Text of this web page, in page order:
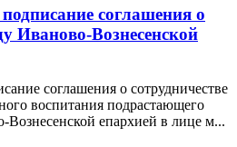
соглашения о
Иваново-Вознесенской
соглашения о сотрудничестве
воспитания подрастающего
епархией в лице м...